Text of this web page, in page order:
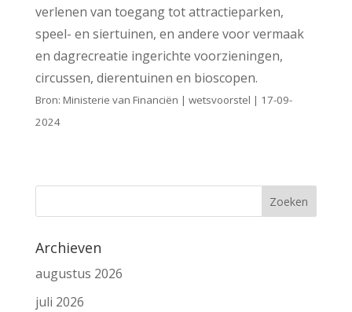
verlenen van toegang tot attractieparken,
speel- en siertuinen, en andere voor vermaak
en dagrecreatie ingerichte voorzieningen,
circussen, dierentuinen en bioscopen.
Bron: Ministerie van Financiën | wetsvoorstel | 17-09-
2024
Archieven
augustus 2026
juli 2026